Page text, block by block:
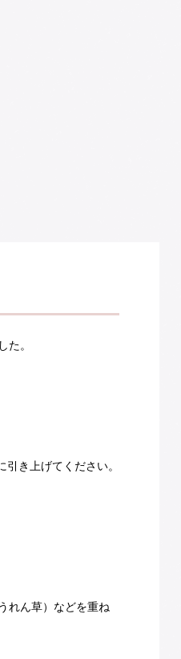
た。
き上げてください。
れん草）などを重ね